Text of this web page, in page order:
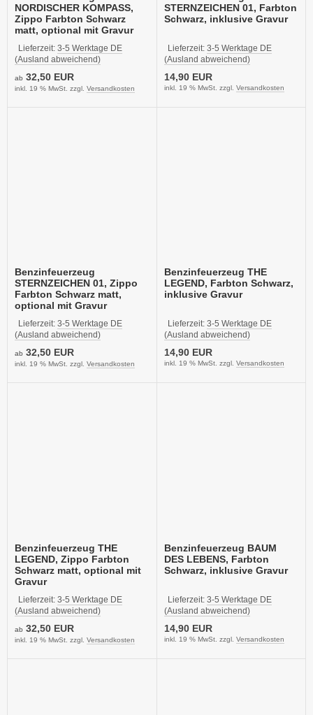
NORDISCHER KOMPASS,
Zippo Farbton Schwarz
matt, optional mit Gravur
Lieferzeit: 3-5 Werktage DE
(Ausland abweichend)
ab 32,50 EUR
inkl. 19 % MwSt. zzgl. Versandkosten
STERNZEICHEN 01, Farbton
Schwarz, inklusive Gravur
Lieferzeit: 3-5 Werktage DE
(Ausland abweichend)
14,90 EUR
inkl. 19 % MwSt. zzgl. Versandkosten
Benzinfeuerzeug
STERNZEICHEN 01, Zippo
Farbton Schwarz matt,
optional mit Gravur
Lieferzeit: 3-5 Werktage DE
(Ausland abweichend)
ab 32,50 EUR
inkl. 19 % MwSt. zzgl. Versandkosten
Benzinfeuerzeug THE
LEGEND, Farbton Schwarz,
inklusive Gravur
Lieferzeit: 3-5 Werktage DE
(Ausland abweichend)
14,90 EUR
inkl. 19 % MwSt. zzgl. Versandkosten
Benzinfeuerzeug THE
LEGEND, Zippo Farbton
Schwarz matt, optional mit
Gravur
Lieferzeit: 3-5 Werktage DE
(Ausland abweichend)
ab 32,50 EUR
inkl. 19 % MwSt. zzgl. Versandkosten
Benzinfeuerzeug BAUM
DES LEBENS, Farbton
Schwarz, inklusive Gravur
Lieferzeit: 3-5 Werktage DE
(Ausland abweichend)
14,90 EUR
inkl. 19 % MwSt. zzgl. Versandkosten